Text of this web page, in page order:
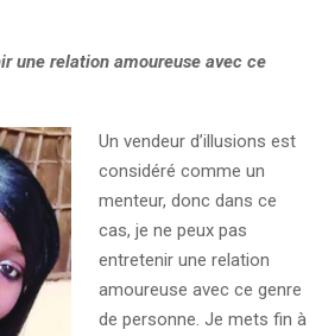
une relation amoureuse avec ce
Un vendeur d’illusions est
considéré comme un
menteur, donc dans ce
cas, je ne peux pas
entretenir une relation
amoureuse avec ce genre
de personne. Je mets fin à